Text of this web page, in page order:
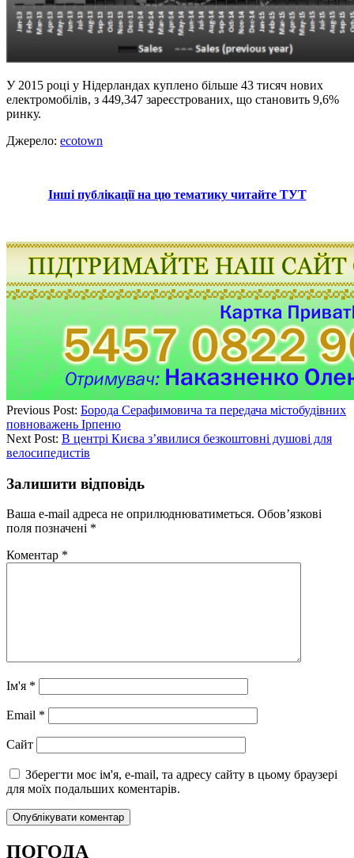
У 2015 році у Нідерландах куплено більше 43 тисяч нових
електромобілів, з 449,347 зареєстрованих, що становить 9,6%
ринку.
Джерело: ecotown
Інші публікації на цю тематику читайте ТУТ
Previous Post: Борода Серафимовича та передача містобудівних
повноважень Ірпеню
Next Post: В центрі Києва з’явилися безкоштовні душові для
велосипедистів
Залишити відповідь
Ваша e-mail адреса не оприлюднюватиметься. Обов’язкові
поля позначені *
Коментар *
Ім'я *
Email *
Сайт
Зберегти моє ім'я, e-mail, та адресу сайту в цьому браузері
для моїх подальших коментарів.
ПОГОДА